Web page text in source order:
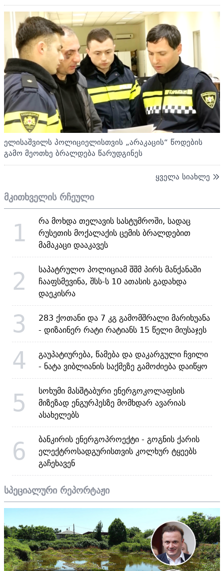
ელისაშვილს პოლიციელისთვის „არაკაცის“ წოდების
გამო მეოთხე ბრალდება წარუდგინეს
ყველა სიახლე
მკითხველის რჩეული
1
რა მოხდა თელავის სასტუმროში, სადაც
რუსეთის მოქალაქის ცემის ბრალდებით
მამაკაცი დააკავეს
2
საპატრულო პოლიციამ შშმ პირს მანქანაში
ჩააფსმევინა, შსს-ს 10 ათასის გადახდა
დაეკისრა
3
283 ქოთანი და 7 კგ გამომშრალი მარიხუანა
- დიზაინერ რატი რატიანს 15 წელი მიუსაჯეს
4
გაუპატიურება, წამება და დაკარგული ჩვილი
- ნატა ვიბლიანის საქმეზე გამოძიება დაიწყო
5
სოხუმი მასშტაბური ენერგოკოლაფსის
მიზეზად ენგურჰესზე მომხდარ ავარიას
ასახელებს
6
ბანკირის ენერგოპროექტი - გოგნის ქარის
ელექტროსადგურისთვის კოლხურ ტყეებს
გაჩეხავენ
სპეციალური რეპორტაჟი